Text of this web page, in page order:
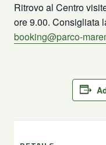
Ritrovo al Centro
ore 9.00. Consigliata
booking@parco-